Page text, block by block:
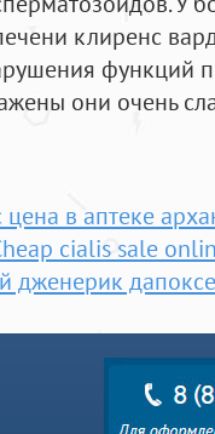
клиренс
функций
они очень
в аптеке
cialis sale
дженерик